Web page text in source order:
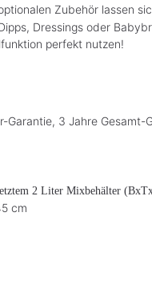
Zubehör lassen
Dressings oder
perfekt nutzen!
Garantie, 3 Jahre Gesamt-
2 Liter Mixbehälter
cm